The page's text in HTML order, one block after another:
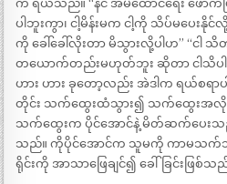
က ရယ်သည်။ “နင် အိမ်ထောင်ရေး ဖောက်
ပါဘူးကွာ၊ ငါ့မိန်းမက ငါ့ကို သိပ်မပေးနို
ကို ခေါ်ခေါ်လိုးတာ မိသွားလို့ပါဟ” “င
တယောက်တည်းမဟုတ်ဘူး ဆိုတာ ငါသိပါ
ဟား ဟား ခုတော့လည်း အဲဒါက ရယ်စရ
တိုင်း သက်ထွေးထံသွား၍ သက်ထွေးအလို
သက်ထွေးက ပိုင်အောင်နဲ့ မိတ်ဆက်ပေးသ
သည်။ ကိုပိုင်အောင်က သူမကို ကာမသက်
ရိုင်းကို အာသာဖြေချင်၍ ခေါ်ခြင်းဖြ